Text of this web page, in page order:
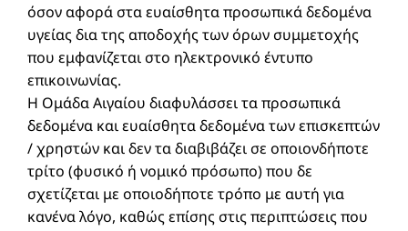
όσον αφορά στα ευαίσθητα προσωπικά δεδομένα
υγείας δια της αποδοχής των όρων συμμετοχής
που εμφανίζεται στο ηλεκτρονικό έντυπο
επικοινωνίας.
Η Ομάδα Αιγαίου διαφυλάσσει τα προσωπικά
δεδομένα και ευαίσθητα δεδομένα των επισκεπτών
/ χρηστών και δεν τα διαβιβάζει σε οποιονδήποτε
τρίτο (φυσικό ή νομικό πρόσωπο) που δε
σχετίζεται με οποιοδήποτε τρόπο με αυτή για
κανένα λόγο, καθώς επίσης στις περιπτώσεις που